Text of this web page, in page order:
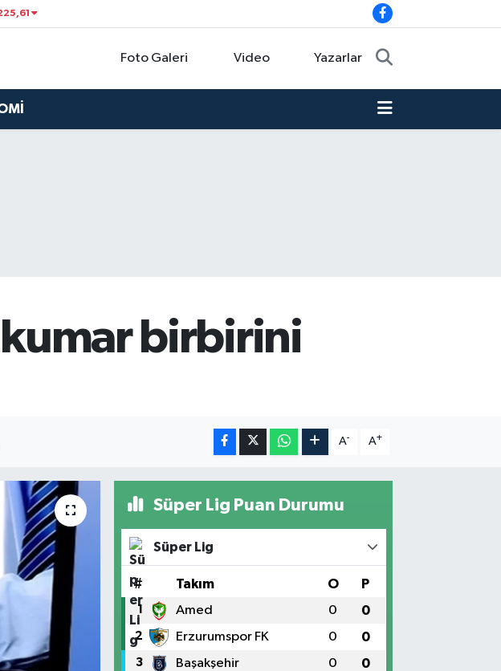
Foto Galeri Video Yazarlar
kumar birbirini
A- A+
Süper Lig Puan Durumu
Süper Lig
# Takım O P
1 Amed 0 0
2 Erzurumspor FK 0 0
3 Başakşehir 0 0